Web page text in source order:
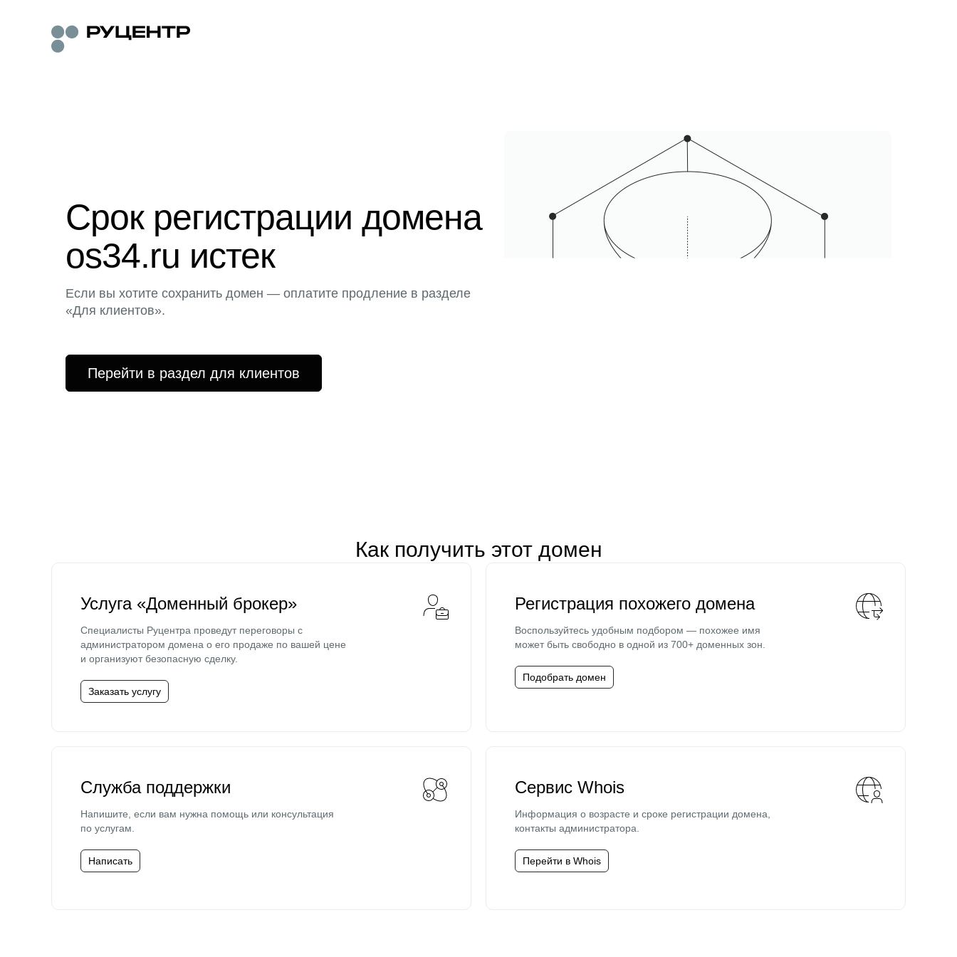
Срок регистрации домена
os34.ru истек
Если вы хотите сохранить домен — оплатите продление в разделе
«Для клиентов».
Перейти в раздел для клиентов
Как получить этот домен
Услуга «Доменный брокер»
Специалисты Руцентра проведут переговоры с
администратором домена о его продаже по вашей цене
и организуют безопасную сделку.
Заказать услугу
Регистрация похожего домена
Воспользуйтесь удобным подбором — похожее имя
может быть свободно в одной из 700+ доменных зон.
Подобрать домен
Служба поддержки
Напишите, если вам нужна помощь или консультация
по услугам.
Написать
Сервис Whois
Информация о возрасте и сроке регистрации домена,
контакты администратора.
Перейти в Whois